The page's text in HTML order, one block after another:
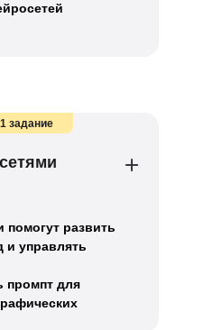
1 задание
помогут развить
и управлять
промпт для